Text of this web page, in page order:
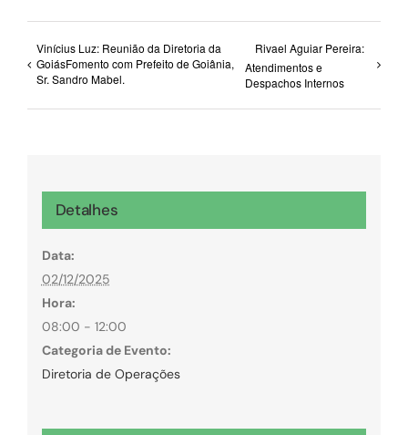
Vinícius Luz: Reunião da Diretoria da
GoiásFomento com Prefeito de Goiânia,
Sr. Sandro Mabel.
Rivael Aguiar Pereira:
Atendimentos e
Despachos Internos
Detalhes
Data:
02/12/2025
Hora:
08:00 - 12:00
Categoria de Evento:
Diretoria de Operações